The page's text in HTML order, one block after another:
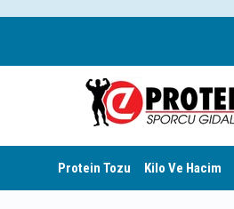
Protein Tozu Kilo Ve Hacim